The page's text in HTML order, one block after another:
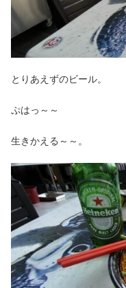
とりあえずのビール。
ぷはっ～～
生きかえる～～。